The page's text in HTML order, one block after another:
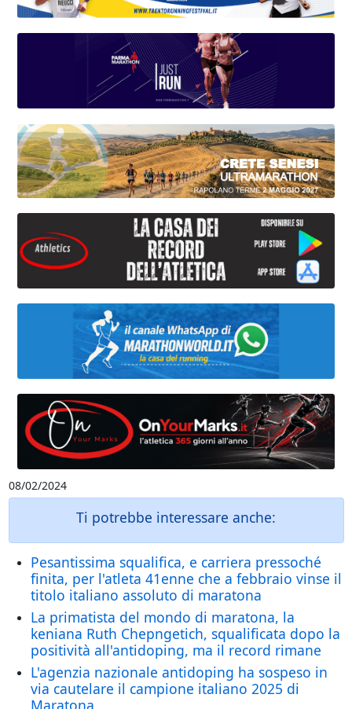
08/02/2024
Ti potrebbe interessare anche:
Pesantissima squalifica, e carriera pressoché
finita, per l'atleta 41enne che a febbraio vinse il
titolo italiano assoluto di maratona
La primatista del mondo di maratona, la
keniana Ruth Chepngetich, squalificata dopo la
positività all'antidoping, ma il record rimane
L'agenzia nazionale antidoping ha sospeso in
via cautelare il campione italiano 2025 di